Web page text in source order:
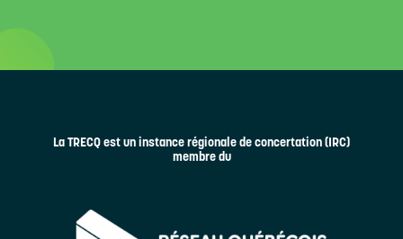
La TRECQ est un instance régionale de concertation (IRC)
membre du